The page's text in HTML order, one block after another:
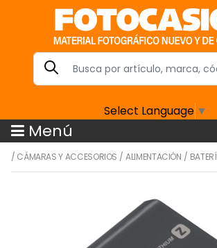
Select Language ▼
Menú
/ CÁMARAS Y ACCESORIOS /ALIMENTACIÓN /